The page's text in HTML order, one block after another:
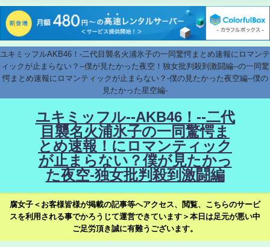
ユキミッフルAKB46！-二代目襲名火浦氷子の一同驚愕まとめ速報にロマンテ
ィックが止まらない？--僕が見たかった夜空！独女批判殺到激闘編--の一同驚
愕まとめ速報にロマンティックが止まらない？-僕の見たかった夜空編--僕の
見たかった星空編-
ユキミッフル--AKB46！--二代
目襲名火浦氷子の一同驚愕ま
とめ速報！にロマンティック
が止まらない？僕が見たかっ
た夜空-独女批判殺到激闘編
腐女子＜お客様皆様が掲載の記事等へアクセス、閲覧、こちらのサービ
スを利用される事でかろうじて運営できています＞本日は足元が悪い中
ご足労頂き誠に有難うございます。